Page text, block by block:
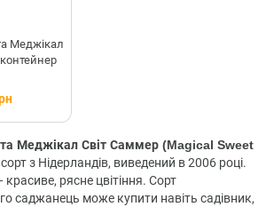
Меджікал
Меджікал Світ Саммер (Magical Sweet
з Нідерландів, виведений в 2006 році.
красиве, рясне цвітіння. Сорт
саджанець може купити навіть садівник,